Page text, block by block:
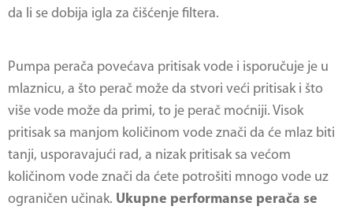
da li se dobija igla za čišćenje filtera.
Pumpa perača povećava pritisak vode i isporučuje je u
mlaznicu, a što perač može da stvori veći pritisak i što
više vode može da primi, to je perač moćniji. Visok
pritisak sa manjom količinom vode znači da će mlaz biti
tanji, usporavajući rad, a nizak pritisak sa većom
količinom vode znači da ćete potrošiti mnogo vode uz
ograničen učinak. Ukupne performanse perača se